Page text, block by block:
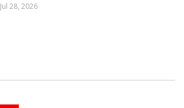
Jul 28, 2026